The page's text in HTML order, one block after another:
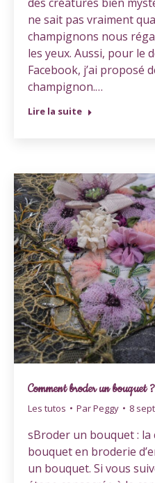
ne sait pas vraiment
champignons nous
les yeux. Aussi, pour le
Facebook, j’ai proposé
champignon.…
Lire la suite
Comment broder un bouquet ?
Les tutos ParPeggy 8
sBroder un bouquet :
bouquet en broderie
un bouquet. Si vous